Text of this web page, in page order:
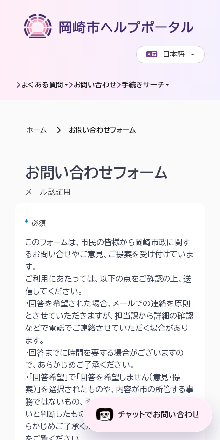
日本語
よくある質問 お問い合わせ 手続きサーチ
ホーム お問い合わせフォーム
岡崎市ヘルプポータル | お問い合わせフォーム
お問い合わせフォーム
メール認証用
アスタリスク
必須
このフォームは、市民の皆様から岡崎市政に関す
るお問い合せやご意見、ご提案を受け付けていま
す。
ご利用にあたっては、以下の点をご確認の上、送
信してください。
・回答を希望された場合、メールでの連絡を原則
とさせていただきますが、担当課から詳細の確認
などで電話でご連絡させていただく場合があり
ます。
・回答までに時間を要する場合がございますの
で、あらかじめご了承ください。
・「回答希望」で「回答を希望しません（意見・提
案）」を選択されたものや、内容が市の所管する事
務ではないもの、その他回答することが適当でな
いと判断したものは回答いたしかねますので、あ
らかじめご了承ください。詳細は
チャットでお問い合わせ